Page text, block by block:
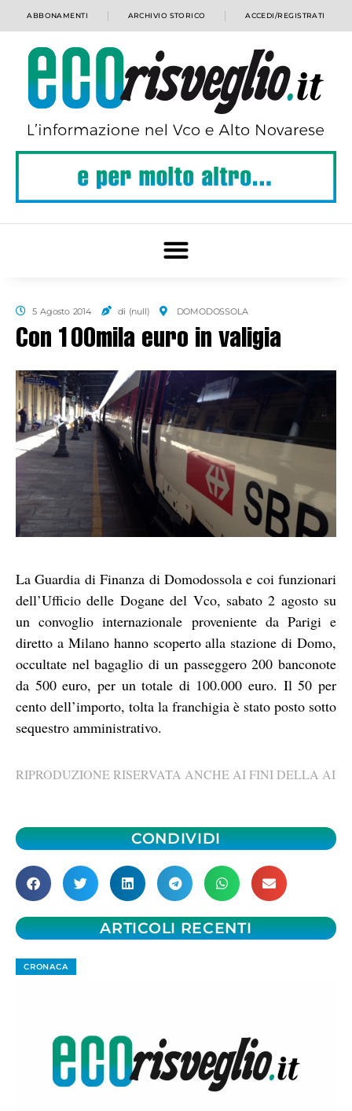
ABBONAMENTI ARCHIVIO STORICO ACCEDI/REGISTRATI
5 Agosto 2014 di (null) DOMODOSSOLA
Con 100mila euro in valigia
La Guardia di Finanza di Domodossola e coi funzionari
dell’Ufficio delle Dogane del Vco, sabato 2 agosto su
un convoglio internazionale proveniente da Parigi e
diretto a Milano hanno scoperto alla stazione di Domo,
occultate nel bagaglio di un passeggero 200 banconote
da 500 euro, per un totale di 100.000 euro. Il 50 per
cento dell’importo, tolta la franchigia è stato posto sotto
sequestro amministrativo.
RIPRODUZIONE RISERVATA ANCHE AI FINI DELLA AI
CONDIVIDI
ARTICOLI RECENTI
CRONACA